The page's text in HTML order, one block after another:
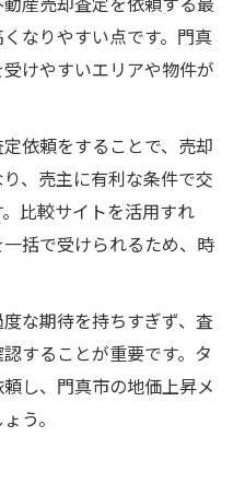
なりやすい点です。門真
けやすいエリアや物件が
依頼をすることで、売却
、売主に有利な条件で交
比較サイトを活用すれ
括で受けられるため、時
な期待を持ちすぎず、査
することが重要です。タ
し、門真市の地価上昇メ
う。